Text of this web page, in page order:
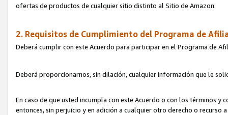
ofertas de productos de cualquier sitio distinto al Sitio de Amazon.
2. Requisitos de Cumplimiento del Programa de
Deberá cumplir con este Acuerdo para participar en el Programa de
Deberá proporcionarnos, sin dilación, cualquier información que le
En caso de que usted incumpla con este Acuerdo o con los términos
entonces, sin perjuicio y en adición a cualquier otro derecho o